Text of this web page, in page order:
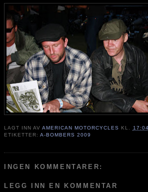
LAGT INN AVAMERICAN MOTORCYCLES KL.
ETIKETTER:A-BOMBERS 2009
INGEN KOMMENTARER:
LEGG INN EN KOMMENTAR